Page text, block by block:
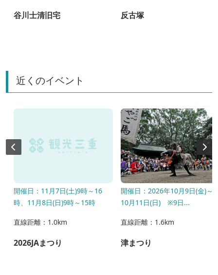
谷川士清旧宅 反古塚
近くのイベント
開催日：11月7日(土)9時～16
時、11月8日(日)9時～15時
直線距離：1.0km
2026JAまつり
開催日：2026年10月9日(金)～
10月11日(日) ※9日...
直線距離：1.6km
津まつり